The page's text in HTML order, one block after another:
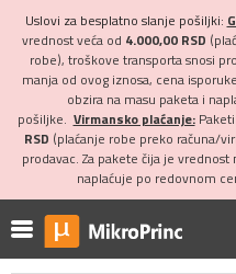
Uslovi za besplatno slanje pošiljki:
vrednost veća od 4.000,00 RSD
robe), troškove transporta snosi
manja od ovog iznosa, cena
obzira na masu paketa i
pošiljke. Virmansko plaćanje:Paketi
RSD (plaćanje robe preko računa/
prodavac. Za pakete čija je
naplaćuje po redovnom